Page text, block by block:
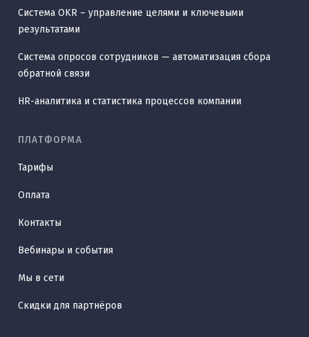
Система OKR – управление целями и ключевыми
результатами
Система опросов сотрудников — автоматизация сбора
обратной связи
HR-аналитика и статистика процессов компании
ПЛАТФОРМА
Тарифы
Оплата
Контакты
Вебинары и события
Мы в сети
Скидки для партнёров